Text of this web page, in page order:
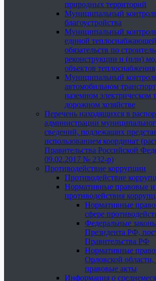
природных территорий
Муниципальный
благоустройства
Муниципальный
единой
обязательств по
реконструкции и (или)
объектов теплоснабжения
Муниципальный
автомобильном
наземном электрическом
дорожном хозяйстве
Перечень находящихся в
администрации
сведений, подлежащих
использованием координат
Правительства Российской
09.02.2017 № 232-р)
Противодействие коррупции
Противодействие
Нормативные правовые
противодействия
Нормативные
сфере
Федеральные
Президента РФ,
Правительства РФ
Нормативные
Орловской
правовые акты
Информация о